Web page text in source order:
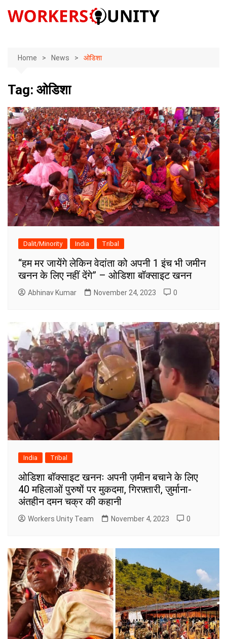
Home News ओडिशा
Tag: ओडिशा
Dalit/Minority India Tribal
“हम मर जायेंगे लेकिन वेदांता को अपनी 1 इंच भी जमीन
खनन के लिए नहीं देंगे” – ओडिशा बॉक्साइट खनन
Abhinav Kumar November 24, 2023 0
India Tribal
ओडिशा बॉक्साइट खननः अपनी ज़मीन बचाने के लिए
40 महिलाओं पुरुषों पर मुकदमा, गिरफ़्तारी, ज़ुर्माना-
अंतहीन दमन चक्र की कहानी
Workers Unity Team November 4, 2023 0